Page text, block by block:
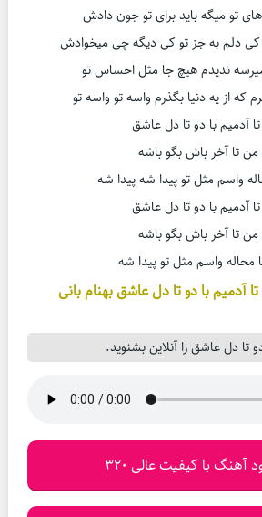
تو میگه باید برای تو جون دادش
کی دلم به جز تو کی دیگه چی میخوادش
ندیدم هیچ جا مثل احساس تو
که از یه دنیا بگذرم واسه تو واسه تو
آدمیم با دو تا دل عاشق
من تا آخر باش بگو باشه
واسم مثل تو پیدا شه پیدا شه
آدمیم با دو تا دل عاشق
من تا آخر باش بگو باشه
محاله واسم مثل تو پیدا شه
آدمیم با دو تا دل عاشق بهنام بانی
تا دل عاشق را آنلاین بشنوید.
آهنگ با کیفیت عالی 320